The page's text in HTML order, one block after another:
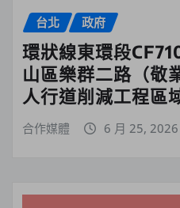
台北 政府
環狀線東環段
山區樂群二路（敬
人行道削減工程區
合作媒體 6 月 25, 2026